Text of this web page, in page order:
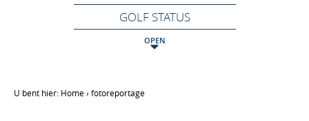
GOLF STATUS
OPEN
U bent hier: Home› fotoreportage